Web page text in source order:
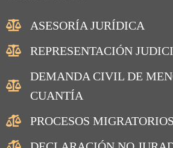
ASESORÍA JURÍDICA
REPRESENTACIÓN
DEMANDA CIVIL DE
CUANTÍA
PROCESOS MIGRATORIOS